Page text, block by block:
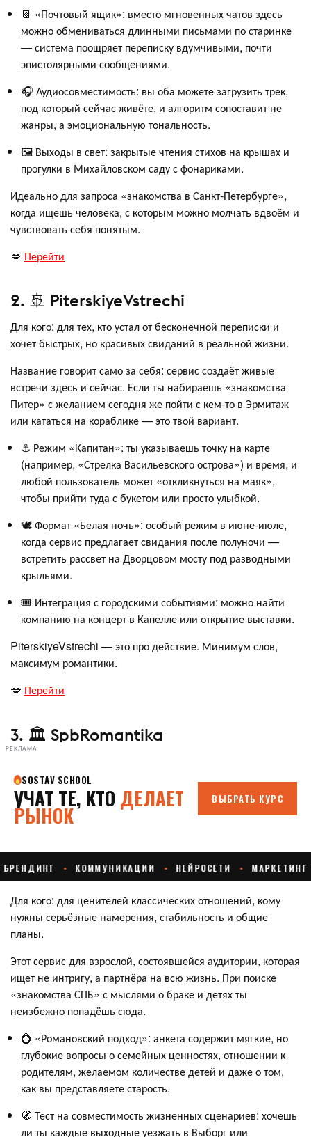
📔 «Почтовый ящик»: вместо мгновенных чатов здесь
можно обмениваться длинными письмами по старинке
— система поощряет переписку вдумчивыми, почти
эпистолярными сообщениями.
🎧 Аудиосовместимость: вы оба можете загрузить трек,
под который сейчас живёте, и алгоритм сопоставит не
жанры, а эмоциональную тональность.
🖼️ Выходы в свет: закрытые чтения стихов на крышах и
прогулки в Михайловском саду с фонариками.
Идеально для запроса «знакомства в Санкт-Петербурге»,
когда ищешь человека, с которым можно молчать вдвоём и
чувствовать себя понятым.
💋 Перейти
2. 🚢 PiterskiyeVstrechi
Для кого: для тех, кто устал от бесконечной переписки и
хочет быстрых, но красивых свиданий в реальной жизни.
Название говорит само за себя: сервис создаёт живые
встречи здесь и сейчас. Если ты набираешь «знакомства
Питер» с желанием сегодня же пойти с кем-то в Эрмитаж
или кататься на кораблике — это твой вариант.
⚓ Режим «Капитан»: ты указываешь точку на карте
(например, «Стрелка Васильевского острова») и время, и
любой пользователь может «откликнуться на маяк»,
чтобы прийти туда с букетом или просто улыбкой.
🕊️ Формат «Белая ночь»: особый режим в июне-июле,
когда сервис предлагает свидания после полуночи —
встретить рассвет на Дворцовом мосту под разводными
крыльями.
🎟️ Интеграция с городскими событиями: можно найти
компанию на концерт в Капелле или открытие выставки.
PiterskiyeVstrechi — это про действие. Минимум слов,
максимум романтики.
💋 Перейти
3. 🏛️ SpbRomantika
РЕКЛАМА
Для кого: для ценителей классических отношений, кому
нужны серьёзные намерения, стабильность и общие
планы.
Этот сервис для взрослой, состоявшейся аудитории, которая
ищет не интригу, а партнёра на всю жизнь. При поиске
«знакомства СПБ» с мыслями о браке и детях ты
неизбежно попадёшь сюда.
💍 «Романовский подход»: анкета содержит мягкие, но
глубокие вопросы о семейных ценностях, отношении к
родителям, желаемом количестве детей и даже о том,
как вы представляете старость.
🧭 Тест на совместимость жизненных сценариев: хочешь
ли ты каждые выходные уезжать в Выборг или